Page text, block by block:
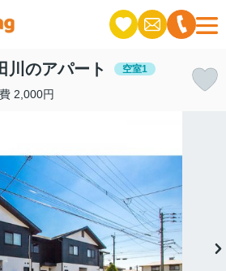
川のアパート 空室1
2,000円